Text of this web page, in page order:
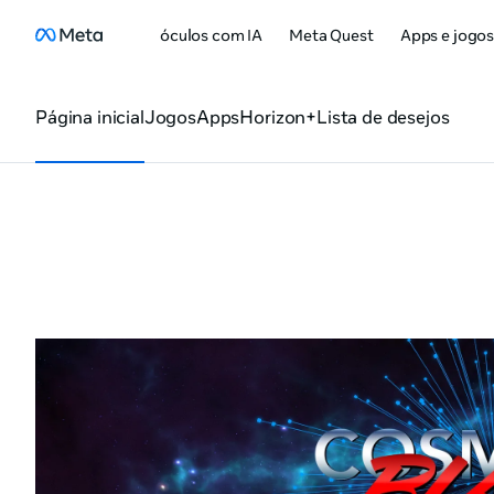
óculos com IA Meta Quest Apps e jogos
Página inicialJogosAppsHorizon+Lista de desejos